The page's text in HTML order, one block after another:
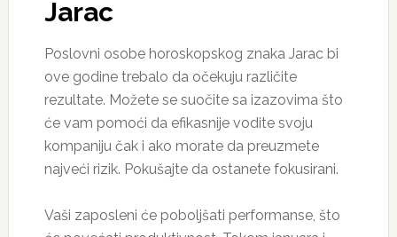
Jarac
Poslovni osobe horoskopskog znaka Jarac bi
ove godine trebalo da očekuju različite
rezultate. Možete se suočite sa izazovima što
će vam pomoći da efikasnije vodite svoju
kompaniju čak i ako morate da preuzmete
najveći rizik. Pokušajte da ostanete fokusirani.
Vaši zaposleni će poboljšati performanse, što